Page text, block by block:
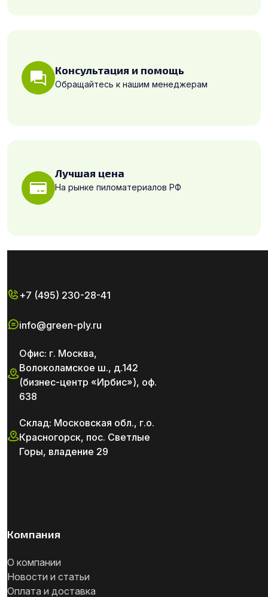
Консультация и помощь
Обращайтесь к нашим менеджерам
Лучшая цена
На рынке пиломатериалов РФ
+7 (495) 230-28-41
info@green-ply.ru
Офис: г. Москва,
Волоколамское ш., д.142
(бизнес-центр «Ирбис»), оф.
638
Склад: Московская обл., г.о.
Красногорск, пос. Светлые
Горы, владение 29
Компания
О компании
Новости и статьи
Оплата и доставка